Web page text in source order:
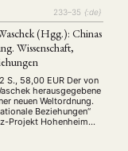
233–35 {:de}
(Hgg.): Chinas
Wissenschaft,
S., 58,00 EUR Der von
herausgegebene
neuen Weltordnung.
Beziehungen“
Projekt Hohenheim
der China-Strategie
zu „Innovativen